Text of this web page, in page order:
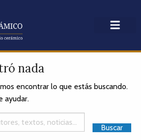
nada
encontrar lo que estás buscando.
ayudar.